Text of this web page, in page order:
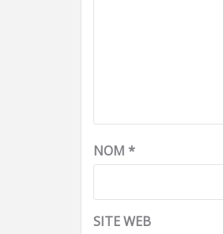
NOM *
SITE WEB